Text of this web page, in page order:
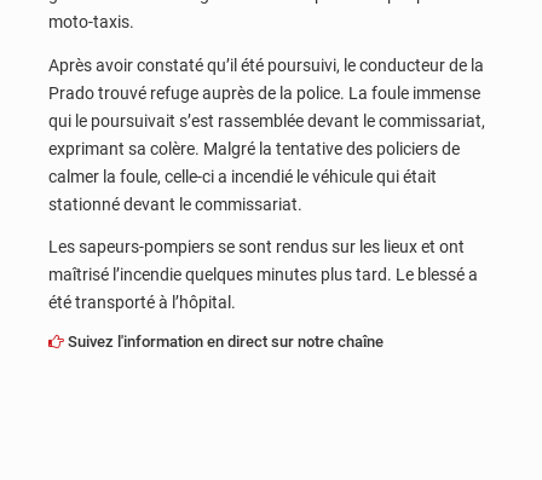
moto-taxis.
Après avoir constaté qu’il été poursuivi, le conducteur de la
Prado trouvé refuge auprès de la police. La foule immense
qui le poursuivait s’est rassemblée devant le commissariat,
exprimant sa colère. Malgré la tentative des policiers de
calmer la foule, celle-ci a incendié le véhicule qui était
stationné devant le commissariat.
Les sapeurs-pompiers se sont rendus sur les lieux et ont
maîtrisé l’incendie quelques minutes plus tard. Le blessé a
été transporté à l’hôpital.
Suivez l'information en direct sur notre chaîne